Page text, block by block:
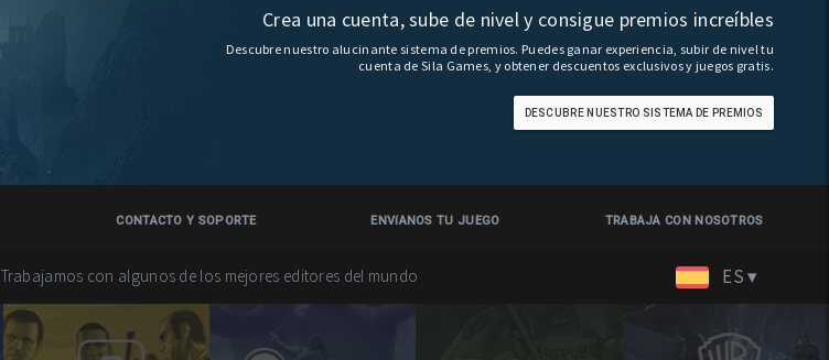
Crea una cuenta, sube de nivel y consigue premios increíbles
Descubre nuestro alucinante sistema de premios. Puedes ganar experiencia, subir de nivel tu
cuenta de Sila Games, y obtener descuentos exclusivos y juegos gratis.
DESCUBRE NUESTRO SISTEMA DE PREMIOS
CONTACTO Y SOPORTE ENVíANOS TU JUEGO TRABAJA CON NOSOTROS
Trabajamos con algunos de los mejores editores del mundo ES ▾